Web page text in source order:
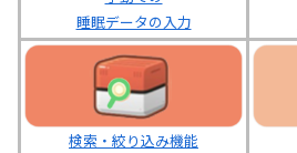
睡眠データの入力
検索・絞り込み機能